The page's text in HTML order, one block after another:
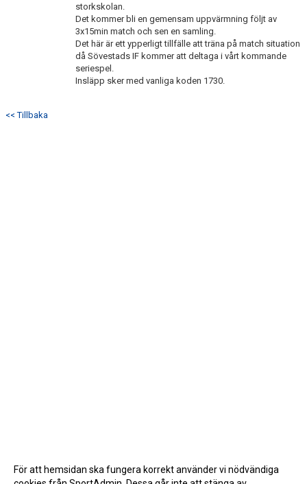
storkskolan.
Det kommer bli en gemensam uppvärmning följt av
3x15min match och sen en samling.
Det här är ett ypperligt tillfälle att träna på match situation
då Sövestads IF kommer att deltaga i vårt kommande
seriespel.
Insläpp sker med vanliga koden 1730.
<< Tillbaka
För att hemsidan ska fungera korrekt använder vi nödvändiga